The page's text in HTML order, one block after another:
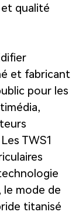
qualité
et fabricant
pour les
TWS1
mode de
titanisé